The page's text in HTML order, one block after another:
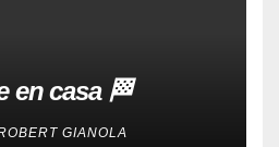
en casa 🏁
GIANOLA